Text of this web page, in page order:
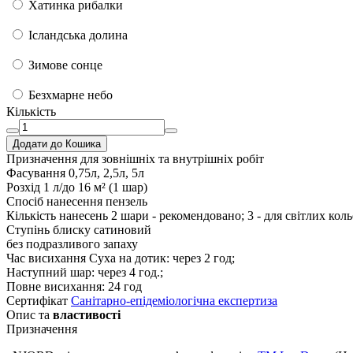
Хатинка рибалки
Ісландська долина
Зимове сонце
Безхмарне небо
Кількість
Додати до Кошика
Призначення для зовнішніх та внутрішніх робіт
Фасування 0,75л, 2,5л, 5л
Розхід 1 л/до 16 м² (1 шар)
Спосіб нанесення пензель
Кількість нанесень 2 шари - рекомендовано; 3 - для світлих
Ступінь блиску сатиновий
без подразливого запаху
Час висихання Суха на дотик: через 2 год;
Наступний шар: через 4 год.;
Повне висихання: 24 год
Сертифікат Санітарно-епідеміологічна експертиза
Опис та властивості
Призначення